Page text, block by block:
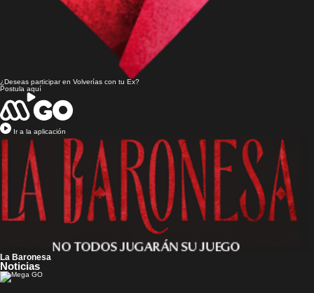
¿Deseas participar en Volverías con tu Ex?
Postula aquí
Ir a la aplicación
La Baronesa
Noticias